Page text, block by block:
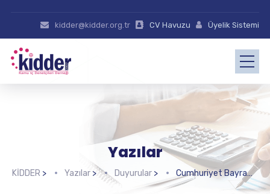
kidder@kidder.org.tr CV Havuzu Üyelik Sistemi
Yazılar
KİDDER > Yazılar> Duyurular> Cumhuriyet Bayramımız Kutlu Olsun